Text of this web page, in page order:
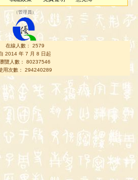
（管理員 ）
在線人數： 2579
2014 年 7 月 8 日起
瀏覽人數： 80237546
用次數： 294240289